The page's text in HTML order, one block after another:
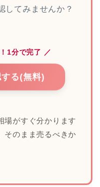
してみませんか？
1分で完了 ／
る(無料)
場がすぐ分かります
そのまま売るべきか